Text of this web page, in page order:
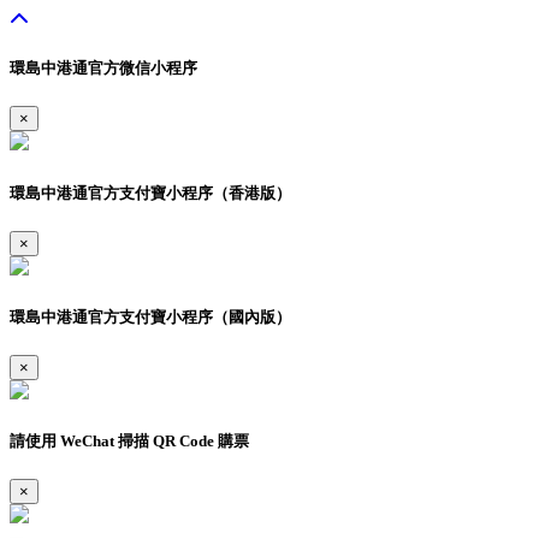
環島中港通官方微信小程序
×
環島中港通官方支付寶小程序（香港版）
×
環島中港通官方支付寶小程序（國內版）
×
請使用 WeChat 掃描 QR Code 購票
×